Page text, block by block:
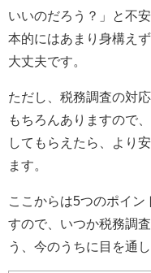
いいのだろう？」と不
本的にはあまり身構え
大丈夫です。
ただし、税務調査の対
もちろんありますので
してもらえたら、より
ます。
ここからは5つのポイ
すので、いつか税務調
う、今のうちに目を通